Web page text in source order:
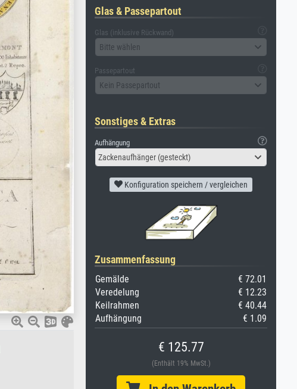
Glas & Passepartout
Glas (inklusive Rückwand)
Bitte wählen
Passepartout
Kein Passepartout
Sonstiges & Extras
Aufhängung
Zackenaufhänger (gesteckt)
Konfiguration speichern / vergleichen
Zusammenfassung
Gemälde
€ 72.01
Veredelung
€ 12.23
Keilrahmen
€ 40.44
Aufhängung
€ 1.09
€ 125.77
(Enthält 19% MwSt.)